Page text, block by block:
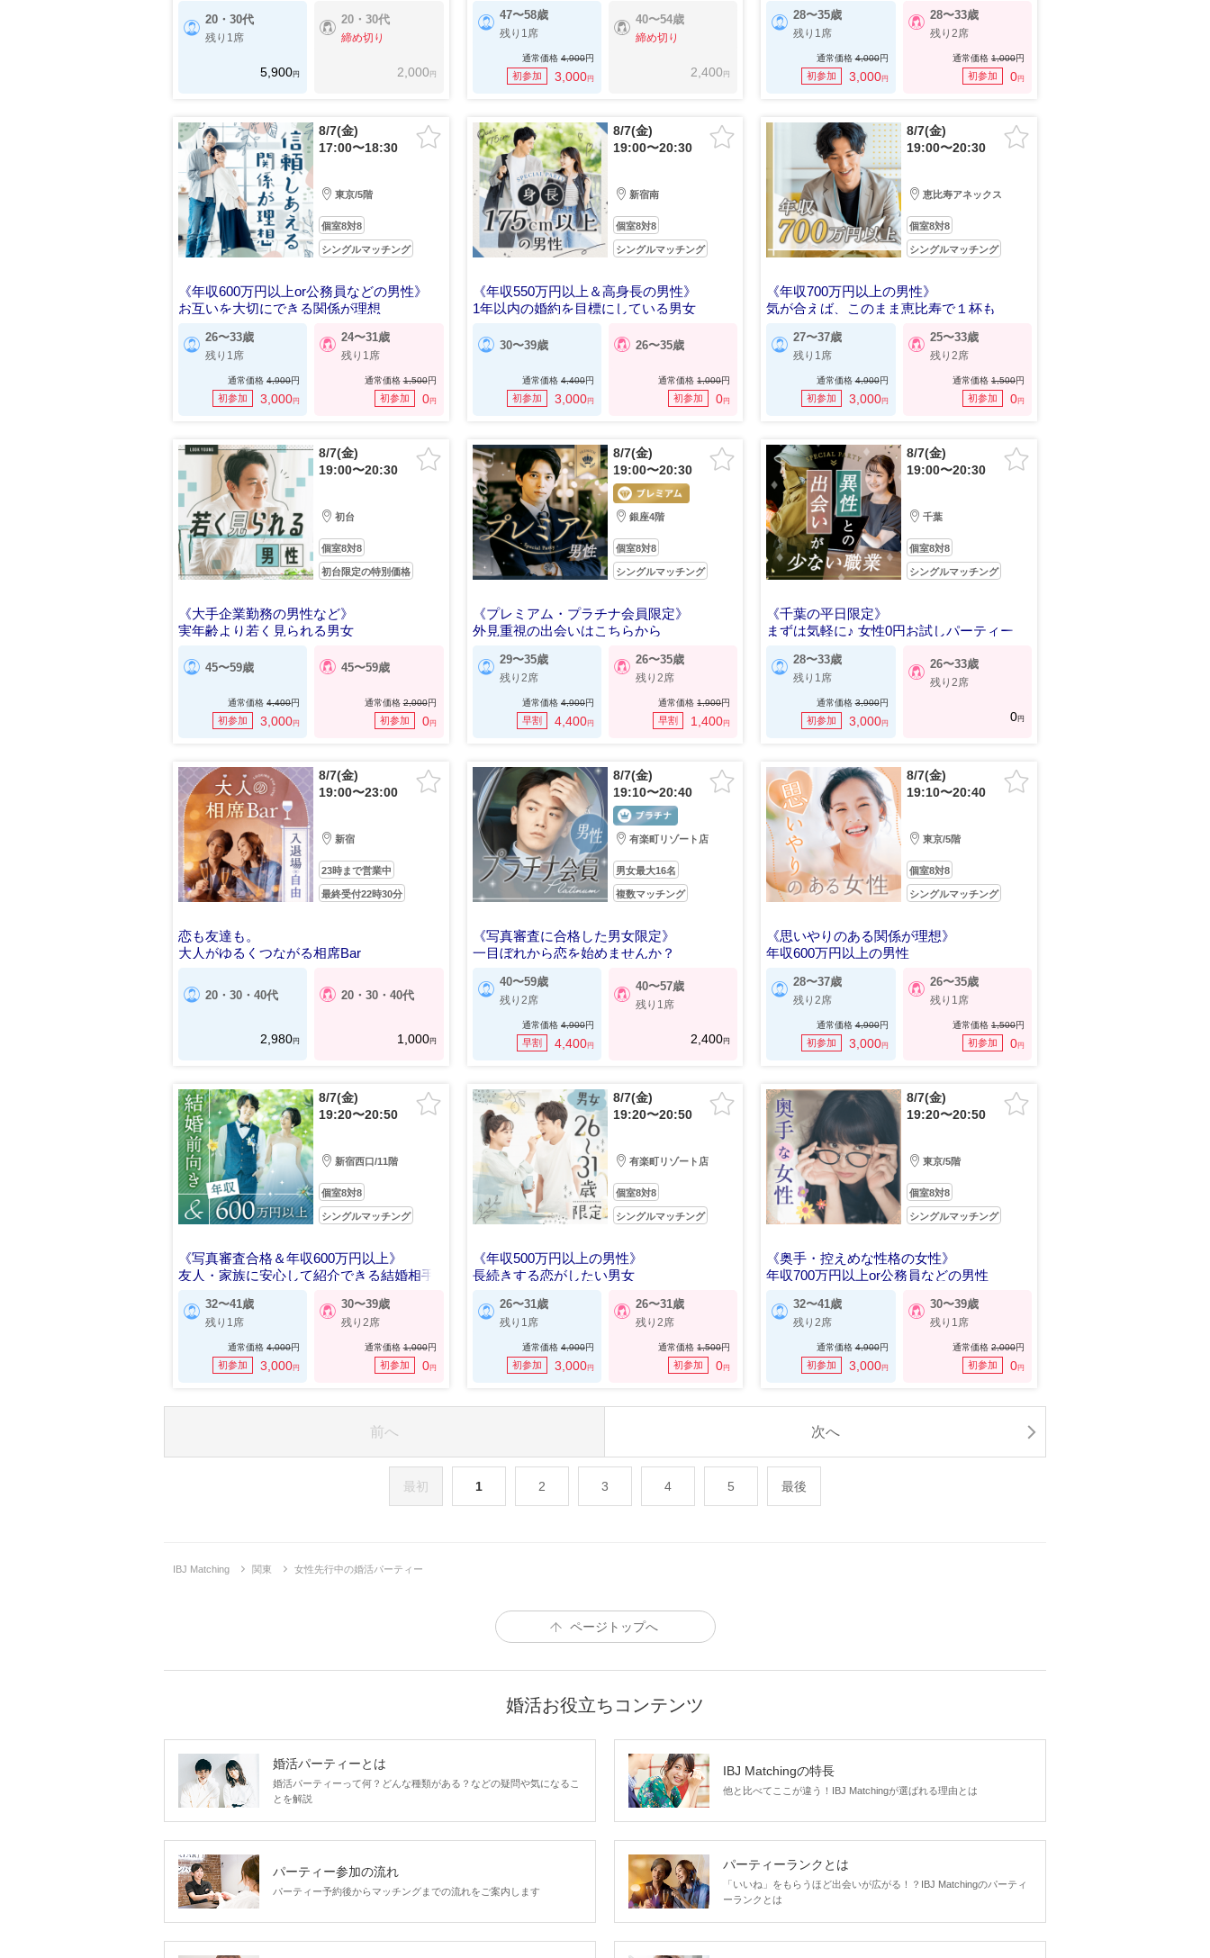
20・30代
残り1席
5,900円
20・30代
締め切り
2,000 円
47〜58歳
残り1席
通常価格 4,900円
初参加 3,000円
40〜54歳
締め切り
2,400 円
28〜35歳
残り1席
通常価格4,000円
初参加 3,000円
28〜33歳
残り2席
通常価格 1,000円
初参加 0円
8/7(金)
17:00〜18:30
東京/5階
個室8対8
シングルマッチング
《年収600万円以上or公務員などの男性》
お互いを大切にできる関係が理想
26〜33歳
残り1席
通常価格4,900円
初参加 3,000円
24〜31歳
残り1席
通常価格1,500円
初参加 0円
8/7(金)
19:00〜20:30
新宿南
個室8対8
シングルマッチング
《年収550万円以上＆高身長の男性》
1年以内の婚約を目標にしている男女
30〜39歳
通常価格 4,400円
初参加 3,000円
26〜35歳
通常価格1,000円
初参加 0円
8/7(金)
19:00〜20:30
恵比寿アネックス
個室8対8
シングルマッチング
《年収700万円以上の男性》
気が合えば、このまま恵比寿で１杯も
27〜37歳
残り1席
通常価格4,900円
初参加 3,000円
25〜33歳
残り2席
通常価格 1,500円
初参加 0円
8/7(金)
19:00〜20:30
初台
個室8対8
初台限定の特別価格
《大手企業勤務の男性など》
実年齢より若く見られる男女
45〜59歳
通常価格4,400円
初参加 3,000円
45〜59歳
通常価格2,000円
初参加 0円
8/7(金)
19:00〜20:30
銀座4階
個室8対8
シングルマッチング
《プレミアム・プラチナ会員限定》
外見重視の出会いはこちらから
29〜35歳
残り2席
通常価格 4,900円
早割 4,400円
26〜35歳
残り2席
通常価格1,900円
早割 1,400円
8/7(金)
19:00〜20:30
千葉
個室8対8
シングルマッチング
《千葉の平日限定》
まずは気軽に♪ 女性0円お試しパーティー
28〜33歳
残り1席
通常価格3,900円
初参加 3,000円
26〜33歳
残り2席
0円
8/7(金)
19:00〜23:00
新宿
23時まで営業中
最終受付22時30分
恋も友達も。
大人がゆるくつながる相席Bar
20・30・40代
2,980円
20・30・40代
1,000円
8/7(金)
19:10〜20:40
有楽町リゾート店
男女最大16名
複数マッチング
《写真審査に合格した男女限定》
一目ぼれから恋を始めませんか？
40〜59歳
残り2席
通常価格 4,900円
早割 4,400円
40〜57歳
残り1席
2,400円
8/7(金)
19:10〜20:40
東京/5階
個室8対8
シングルマッチング
《思いやりのある関係が理想》
年収600万円以上の男性
28〜37歳
残り2席
通常価格4,900円
初参加 3,000円
26〜35歳
残り1席
通常価格 1,500円
初参加 0円
8/7(金)
19:20〜20:50
新宿西口/11階
個室8対8
シングルマッチング
《写真審査合格＆年収600万円以上》
友人・家族に安心して紹介できる結婚相手
32〜41歳
残り1席
通常価格4,000円
初参加 3,000円
30〜39歳
残り2席
通常価格1,000円
初参加 0円
8/7(金)
19:20〜20:50
有楽町リゾート店
個室8対8
シングルマッチング
《年収500万円以上の男性》
長続きする恋がしたい男女
26〜31歳
残り1席
通常価格 4,900円
初参加 3,000円
26〜31歳
残り2席
通常価格1,500円
初参加 0円
8/7(金)
19:20〜20:50
東京/5階
個室8対8
シングルマッチング
《奥手・控えめな性格の女性》
年収700万円以上or公務員などの男性
32〜41歳
残り2席
通常価格4,900円
初参加 3,000円
30〜39歳
残り1席
通常価格 2,000円
初参加 0円
前へ 次へ
最初 1 2 3 4 5 最後
IBJ Matching 関東 女性先行中の婚活パーティー
ページトップへ
婚活お役立ちコンテンツ
婚活パーティーとは
婚活パーティーって何？どんな種類がある？などの疑問や気になるこ
とを解説
IBJ Matchingの特長
他と比べてここが違う！IBJ Matchingが選ばれる理由とは
パーティー参加の流れ
パーティー予約後からマッチングまでの流れをご案内します
パーティーランクとは
「いいね」をもらうほど出会いが広がる！？IBJ Matchingのパーティ
ーランクとは